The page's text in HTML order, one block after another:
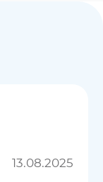
13.08.2025